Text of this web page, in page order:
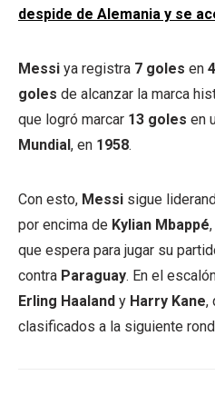
despide de Alemania y se
Messi ya registra 7 goles en
goles de alcanzar la marca
que logró marcar 13 goles en
Mundial, en 1958.
Con esto, Messi sigue
por encima de Kylian Mbappé
que espera para jugar su
contra Paraguay. En el
Erling Haaland y Harry Kane,
clasificados a la siguiente